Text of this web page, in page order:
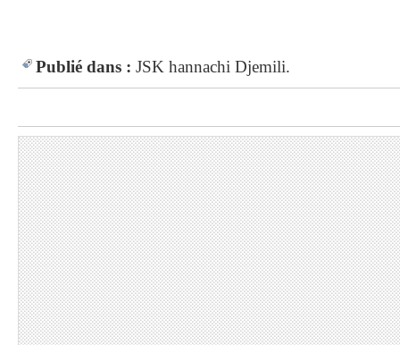
Publié dans : JSK hannachi Djemili.